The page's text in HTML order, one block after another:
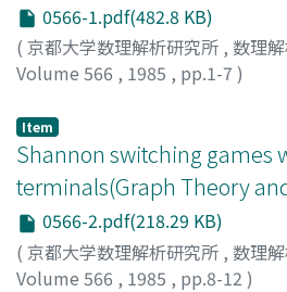
0566-1.pdf(482.8 KB)
( 京都大学数理解析研究所 , 数理
Volume 566 , 1985 , pp.1-7 )
Item
Shannon switching games
terminals(Graph Theory
0566-2.pdf(218.29 KB)
( 京都大学数理解析研究所 , 数理
Volume 566 , 1985 , pp.8-12 )